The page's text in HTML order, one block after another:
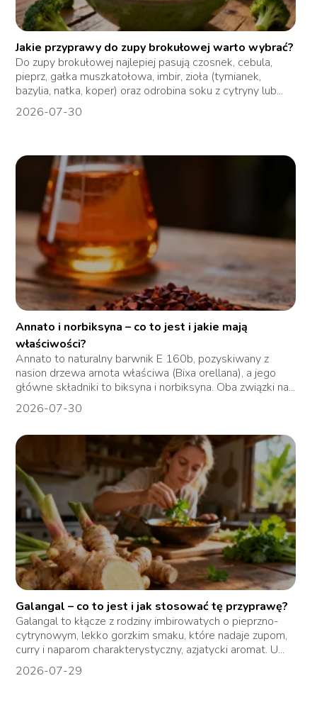
Jakie przyprawy do zupy brokułowej warto wybrać?
Do zupy brokułowej najlepiej pasują czosnek, cebula,
pieprz, gałka muszkatołowa, imbir, zioła (tymianek,
bazylia, natka, koper) oraz odrobina soku z cytryny lub...
2026-07-30
Annato i norbiksyna – co to jest i jakie mają
właściwości?
Annato to naturalny barwnik E 160b, pozyskiwany z
nasion drzewa arnota właściwa (Bixa orellana), a jego
główne składniki to biksyna i norbiksyna. Oba związki na...
2026-07-30
Galangal – co to jest i jak stosować tę przyprawę?
Galangal to kłącze z rodziny imbirowatych o pieprzno-
cytrynowym, lekko gorzkim smaku, które nadaje zupom,
curry i naparom charakterystyczny, azjatycki aromat. U...
2026-07-29